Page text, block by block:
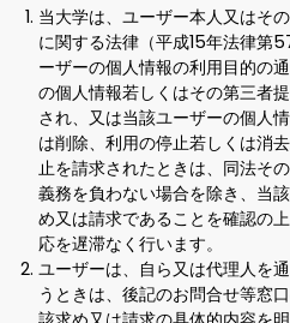
当大学は、ユーザー本人又はそ
に関する法律（平成15年法律第
ーザーの個人情報の利用目的の
の個人情報若しくはその第三者
され、又は当該ユーザーの個人
は削除、利用の停止若しくは消
止を請求されたときは、同法そ
義務を負わない場合を除き、当
め又は請求であることを確認の
応を遅滞なく行います。
ユーザーは、自ら又は代理人を
うときは、後記のお問合せ等窓